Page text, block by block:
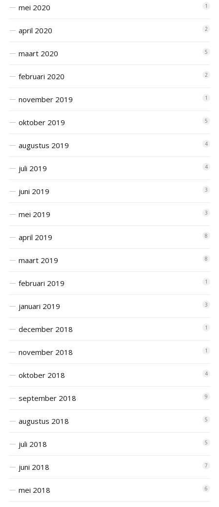
mei 2020 1
april 2020 2
maart 2020 5
februari 2020 2
november 2019 1
oktober 2019 5
augustus 2019 4
juli 2019 4
juni 2019 3
mei 2019 3
april 2019 8
maart 2019 8
februari 2019 1
januari 2019 3
december 2018 1
november 2018 1
oktober 2018 4
september 2018 9
augustus 2018 5
juli 2018 5
juni 2018 7
mei 2018 6